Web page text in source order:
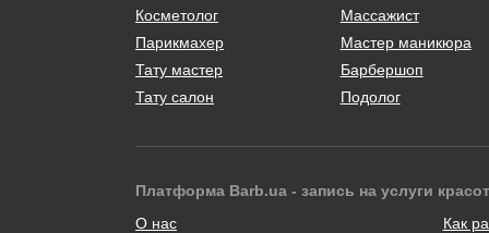
Косметолог
Массажист
Парикмахер
Мастер маникюра
Тату мастер
Барбершоп
Тату салон
Подолог
Платформа Barb.ua - запись на услуги
О нас
Как